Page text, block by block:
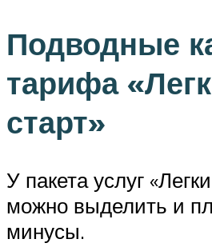
Подводные
тарифа
старт»
У пакета услуг
можно выделить и
минусы.